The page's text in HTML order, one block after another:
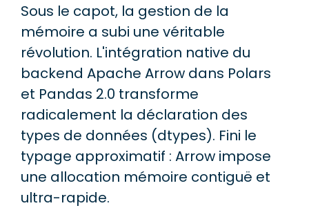
Sous le capot, la gestion de la
mémoire a subi une véritable
révolution. L'intégration native du
backend Apache Arrow dans Polars
et Pandas 2.0 transforme
radicalement la déclaration des
types de données (dtypes). Fini le
typage approximatif : Arrow impose
une allocation mémoire contiguë et
ultra-rapide.